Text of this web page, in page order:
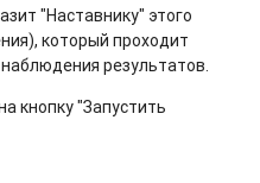
"Наставнику" этого
который проходит
результатов.
кнопку "Запустить